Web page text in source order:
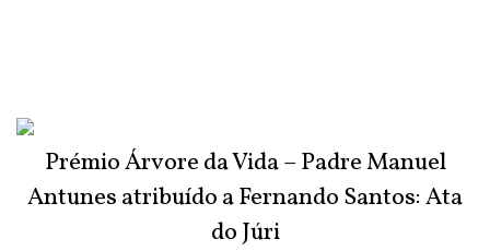
Prémio Árvore da Vida – Padre Manuel
Antunes atribuído a Fernando Santos: Ata
do Júri